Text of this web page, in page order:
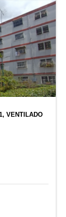
VENTILADO